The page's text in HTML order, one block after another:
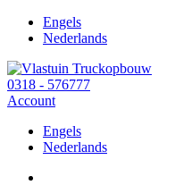
Engels
Nederlands
0318 - 576777
Account
Engels
Nederlands